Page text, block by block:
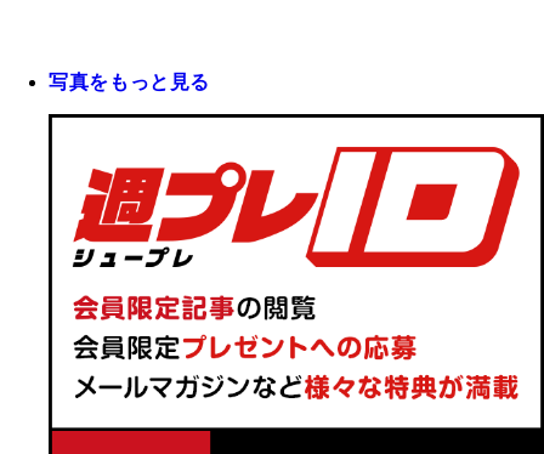
写真をもっと見る